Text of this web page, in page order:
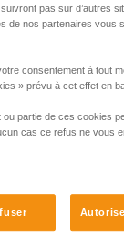
mains est
jamais lâcher la
pas sur d’autres
de nos partenaires vous
consentement à tout
» prévu à cet effet en
ou partie de ces cookies
cas ce refus ne vous